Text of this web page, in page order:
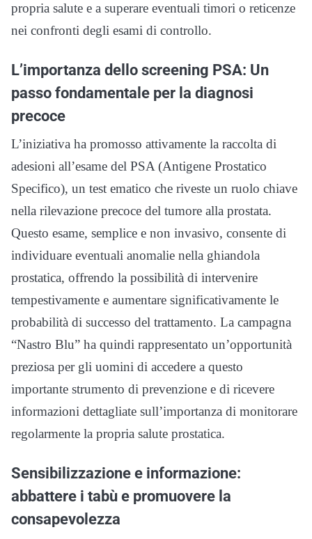
propria salute e a superare eventuali timori o reticenze
nei confronti degli esami di controllo.
L’importanza dello screening PSA: Un
passo fondamentale per la diagnosi
precoce
L’iniziativa ha promosso attivamente la raccolta di
adesioni all’esame del PSA (Antigene Prostatico
Specifico), un test ematico che riveste un ruolo chiave
nella rilevazione precoce del tumore alla prostata.
Questo esame, semplice e non invasivo, consente di
individuare eventuali anomalie nella ghiandola
prostatica, offrendo la possibilità di intervenire
tempestivamente e aumentare significativamente le
probabilità di successo del trattamento. La campagna
“Nastro Blu” ha quindi rappresentato un’opportunità
preziosa per gli uomini di accedere a questo
importante strumento di prevenzione e di ricevere
informazioni dettagliate sull’importanza di monitorare
regolarmente la propria salute prostatica.
Sensibilizzazione e informazione:
abbattere i tabù e promuovere la
consapevolezza